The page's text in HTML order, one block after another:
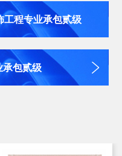
程专业承包贰级
包贰级